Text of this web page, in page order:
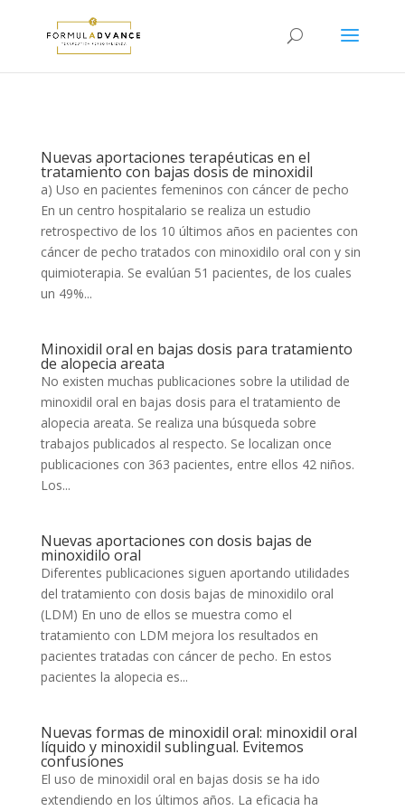
Nuevas aportaciones terapéuticas en el
tratamiento con bajas dosis de minoxidil
a) Uso en pacientes femeninos con cáncer de pecho
En un centro hospitalario se realiza un estudio
retrospectivo de los 10 últimos años en pacientes con
cáncer de pecho tratados con minoxidilo oral con y sin
quimioterapia. Se evalúan 51 pacientes, de los cuales
un 49%...
Minoxidil oral en bajas dosis para tratamiento
de alopecia areata
No existen muchas publicaciones sobre la utilidad de
minoxidil oral en bajas dosis para el tratamiento de
alopecia areata. Se realiza una búsqueda sobre
trabajos publicados al respecto. Se localizan once
publicaciones con 363 pacientes, entre ellos 42 niños.
Los...
Nuevas aportaciones con dosis bajas de
minoxidilo oral
Diferentes publicaciones siguen aportando utilidades
del tratamiento con dosis bajas de minoxidilo oral
(LDM) En uno de ellos se muestra como el
tratamiento con LDM mejora los resultados en
pacientes tratadas con cáncer de pecho. En estos
pacientes la alopecia es...
Nuevas formas de minoxidil oral: minoxidil oral
líquido y minoxidil sublingual. Evitemos
confusiones
El uso de minoxidil oral en bajas dosis se ha ido
extendiendo en los últimos años. La eficacia ha